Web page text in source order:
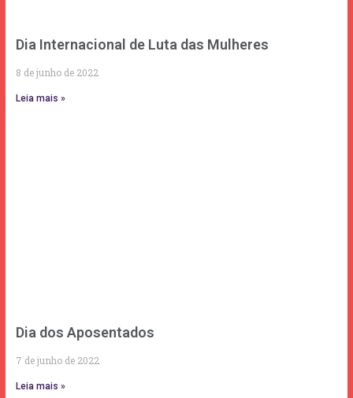
Dia Internacional de Luta das Mulheres
8 de junho de 2022
Leia mais »
Dia dos Aposentados
7 de junho de 2022
Leia mais »